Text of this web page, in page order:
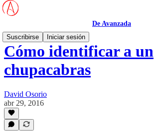
De Avanzada
Suscribirse
Iniciar sesión
Cómo identificar a un
chupacabras
David Osorio
abr 29, 2016